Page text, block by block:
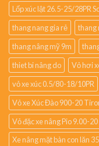
Lốp xúc lật 26.5-25/28PR
thang nang gia rẻ
thang
thang nâng mỹ 9m
thiet bi nâng do
Vỏ hơi
vỏ xe xúc 0.5/80-18/10PR
Vỏ xe Xúc Đào 900-20
Vỏ đặc xe nâng Pio 9.00-20
Xe nâng mặt bàn con lăn